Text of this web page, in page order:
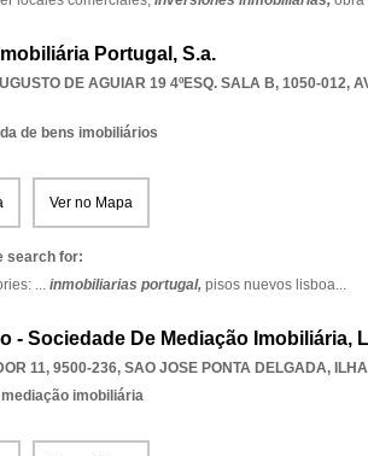
Portugal, S.a.
DE AGUIAR 19 4ºESQ. SALA B, 1050-012,
de bens imobiliários
Ver no Mapa
search for:
... inmobiliarias portugal, pisos nuevos lisboa...
- Sociedade De Mediação Imobiliária,
11, 9500-236, SAO JOSE PONTA DELGADA,
imobiliária